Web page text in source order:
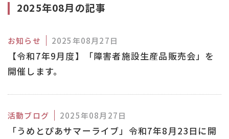
2025年08月の記事
お知らせ 2025年08月27日
【令和7年9月度】「障害者施設生産品販売会」を
開催します。
活動ブログ 2025年08月27日
「うめとぴあサマーライブ」令和7年8月23日に開